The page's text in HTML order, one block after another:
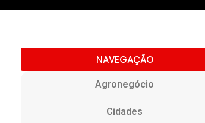
NAVEGAÇÃO
Agronegócio
Cidades